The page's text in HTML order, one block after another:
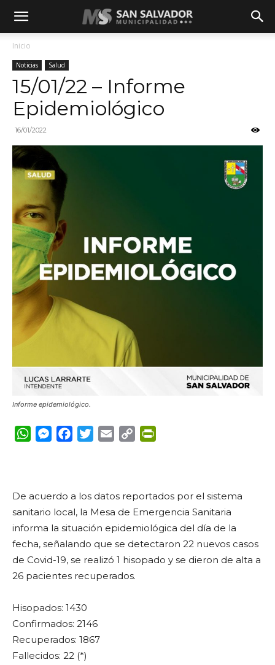
Inicio
Noticias Salud
15/01/22 – Informe
Epidemiológico
16/01/2022
Informe epidemiológico.
WhatsApp
Messenger
FacebookTwitterEmail Copy
De acuerdo a los datos reportados por el sistema
sanitario local, la Mesa de Emergencia Sanitaria
informa la situación epidemiológica del día de la
fecha, señalando que se detectaron 22 nuevos casos
de Covid-19, se realizó 1 hisopado y se dieron de alta a
26 pacientes recuperados.
Hisopados: 1430
Confirmados: 2146
Recuperados: 1867
Fallecidos: 22 (*)